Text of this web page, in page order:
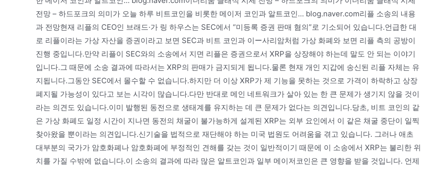
전망 – 하드포크의 의미가 오늘 하루 비트코인을 비롯한 메이저 코인과 알트코인… blog.naver.com리플 소송의 내용
과 전망현재 리플의 CEO인 브래드·가 링 하우스는 SEC에서 “미등록 증권 판매 혐의”로 기소되어 있습니다.언급한 대
로 리플이라는 가상 자산을 증권이라고 보면 SEC과 비트 코인과 이ー사리암처럼 가상 화폐와 보면 리플 측의 공방이
진행 중입니다.만약 리플이 SEC와의 소송에서 지면 리플은 증권으로서 XRP을 상장해야 하는데 말도 안 되는 이야기
입니다.그 때문에 소송 결과에 따라서는 XRP의 판매가 금지되게 됩니다.물론 현재 개인 지갑에 송신된 리플 자체는 유
지됩니다.그동안 SEC에서 몰수할 수 없습니다.하지만 더 이상 XRP가 제 기능을 못하는 것으로 가격이 하락하고 상장
폐지될 가능성이 있다고 보는 시각이 많습니다.다만 반대로 메인 네트워크가 살아 있는 한 큰 문제가 생기지 않을 것이
라는 의견도 있습니다.이미 발행된 동전으로 생태계를 유지하는 데 큰 문제가 없다는 의견입니다.당초, 비트 코인의 같
은 가상 화폐도 일정 시간이 지나면 동전의 채굴이 불가능하게 설계된 XRP는 외부 요인에서 이 같은 채굴 중단이 일찍
찾아왔을 뿐이라는 의견입니다.신기술을 법적으로 재단해야 하는 미국 법원도 어려움을 겪고 있습니다. 그러나 애초
대부분의 국가가 암호화폐나 암호화폐에 부정적인 견해를 갖는 것이 일반적이기 때문에 이 소송에서 XRP는 불리한 위
치를 가질 수밖에 없습니다.이 소송의 결과에 따라 많은 알트코인과 일부 메이저코인은 큰 영향을 받을 것입니다. 언제